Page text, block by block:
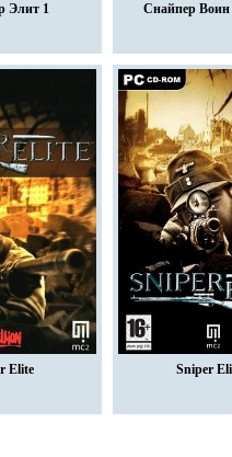
Элит 1 Снайпер
Elite Sniper